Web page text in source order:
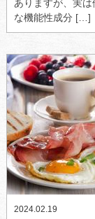
ありますが、実は
な機能性成分 […]
2024.02.19